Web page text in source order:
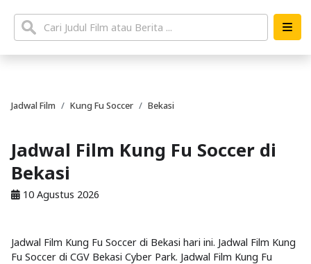
Jadwal Film Kung Fu Soccer Bekasi
Jadwal Film Kung Fu Soccer di
Bekasi
10 Agustus 2026
Jadwal Film Kung Fu Soccer di Bekasi hari ini. Jadwal Film Kung
Fu Soccer di CGV Bekasi Cyber Park. Jadwal Film Kung Fu